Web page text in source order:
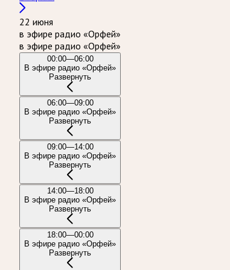
22 июня
в эфире радио «Орфей»
в эфире радио «Орфей»
00:00—06:00
В эфире радио «Орфей»
Развернуть
06:00—09:00
В эфире радио «Орфей»
Развернуть
09:00—14:00
В эфире радио «Орфей»
Развернуть
14:00—18:00
В эфире радио «Орфей»
Развернуть
18:00—00:00
В эфире радио «Орфей»
Развернуть